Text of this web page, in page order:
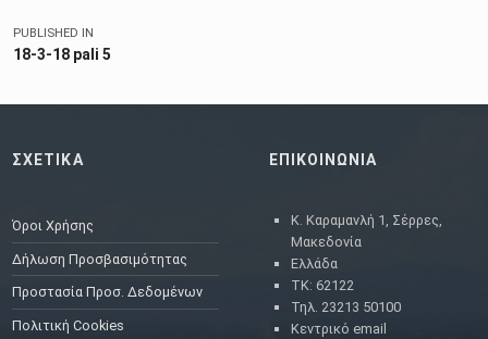
PUBLISHED IN
18-3-18 pali 5
ΣΧΕΤΙΚΑ
Όροι Χρήσης
Δήλωση Προσβασιμότητας
Προστασία Προσ. Δεδομένων
Πολιτική Cookies
ΕΠΙΚΟΙΝΩΝΙΑ
Κ. Καραμανλή 1, Σέρρες,
Μακεδονία
Ελλάδα
ΤΚ: 62122
Τηλ. 23213 50100
Κεντρικό email